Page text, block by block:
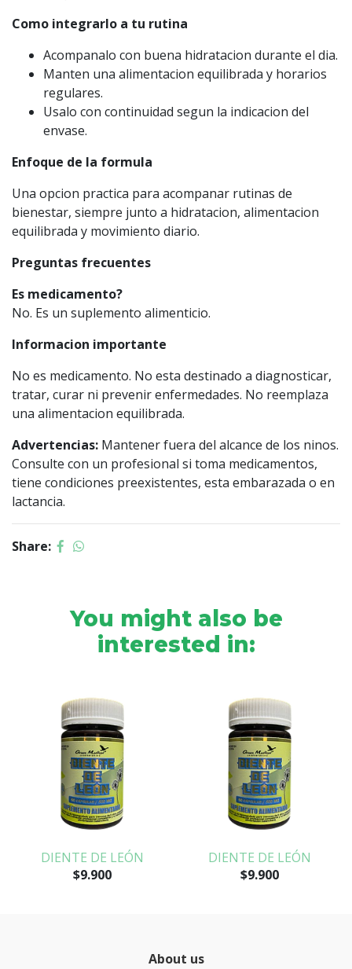
Como integrarlo a tu rutina
Acompanalo con buena hidratacion durante el dia.
Manten una alimentacion equilibrada y horarios
regulares.
Usalo con continuidad segun la indicacion del
envase.
Enfoque de la formula
Una opcion practica para acompanar rutinas de
bienestar, siempre junto a hidratacion, alimentacion
equilibrada y movimiento diario.
Preguntas frecuentes
Es medicamento?
No. Es un suplemento alimenticio.
Informacion importante
No es medicamento. No esta destinado a diagnosticar,
tratar, curar ni prevenir enfermedades. No reemplaza
una alimentacion equilibrada.
Advertencias: Mantener fuera del alcance de los ninos.
Consulte con un profesional si toma medicamentos,
tiene condiciones preexistentes, esta embarazada o en
lactancia.
Share:
You might also be
interested in:
DIENTE DE LEÓN
$9.900
DIENTE DE LEÓN
$9.900
About us